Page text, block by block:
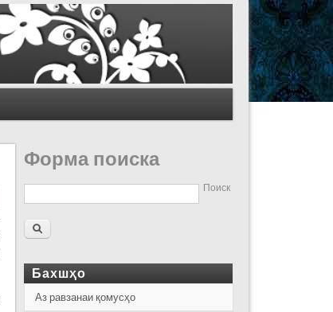
Форма поиска
Поиск
Бахшҳо
Аз равзанаи қомусҳо